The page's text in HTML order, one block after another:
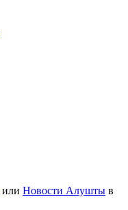
или Новости Алушты в